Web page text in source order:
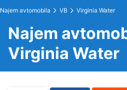
Najem avtomobila VB Virginia Water
Najem
Virginia Water